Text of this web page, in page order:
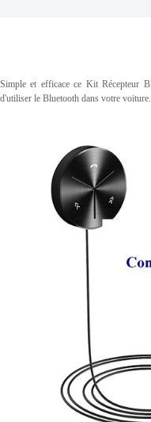
Simple et efficace ce Kit Récepteur
d'utiliser le Bluetooth dans votre